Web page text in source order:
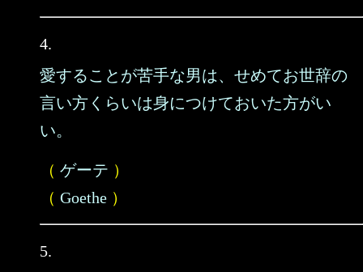
4.
愛することが苦手な男は、せめてお世辞の
言い方くらいは身につけておいた方がい
い。
（ ゲーテ ）
（ Goethe ）
5.